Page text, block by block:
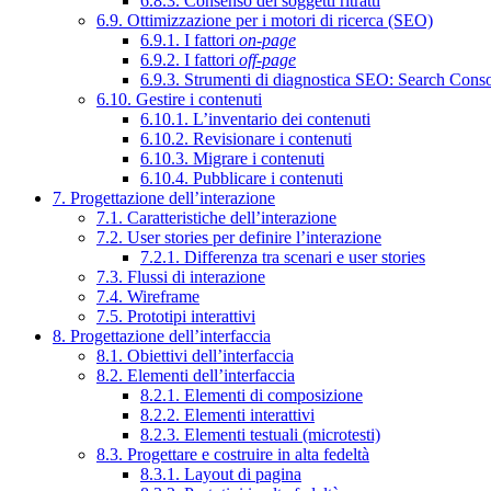
6.9. Ottimizzazione per i motori di ricerca (SEO)
6.9.1. I fattori on-page
6.9.2. I fattori off-page
6.9.3. Strumenti di diagnostica SEO: Search
6.10. Gestire i contenuti
6.10.1. L’inventario dei contenuti
6.10.2. Revisionare i contenuti
6.10.3. Migrare i contenuti
6.10.4. Pubblicare i contenuti
7. Progettazione dell’interazione
7.1. Caratteristiche dell’interazione
7.2. User stories per definire l’interazione
7.2.1. Differenza tra scenari e user stories
7.3. Flussi di interazione
7.4. Wireframe
7.5. Prototipi interattivi
8. Progettazione dell’interfaccia
8.1. Obiettivi dell’interfaccia
8.2. Elementi dell’interfaccia
8.2.1. Elementi di composizione
8.2.2. Elementi interattivi
8.2.3. Elementi testuali (microtesti)
8.3. Progettare e costruire in alta fedeltà
8.3.1. Layout di pagina